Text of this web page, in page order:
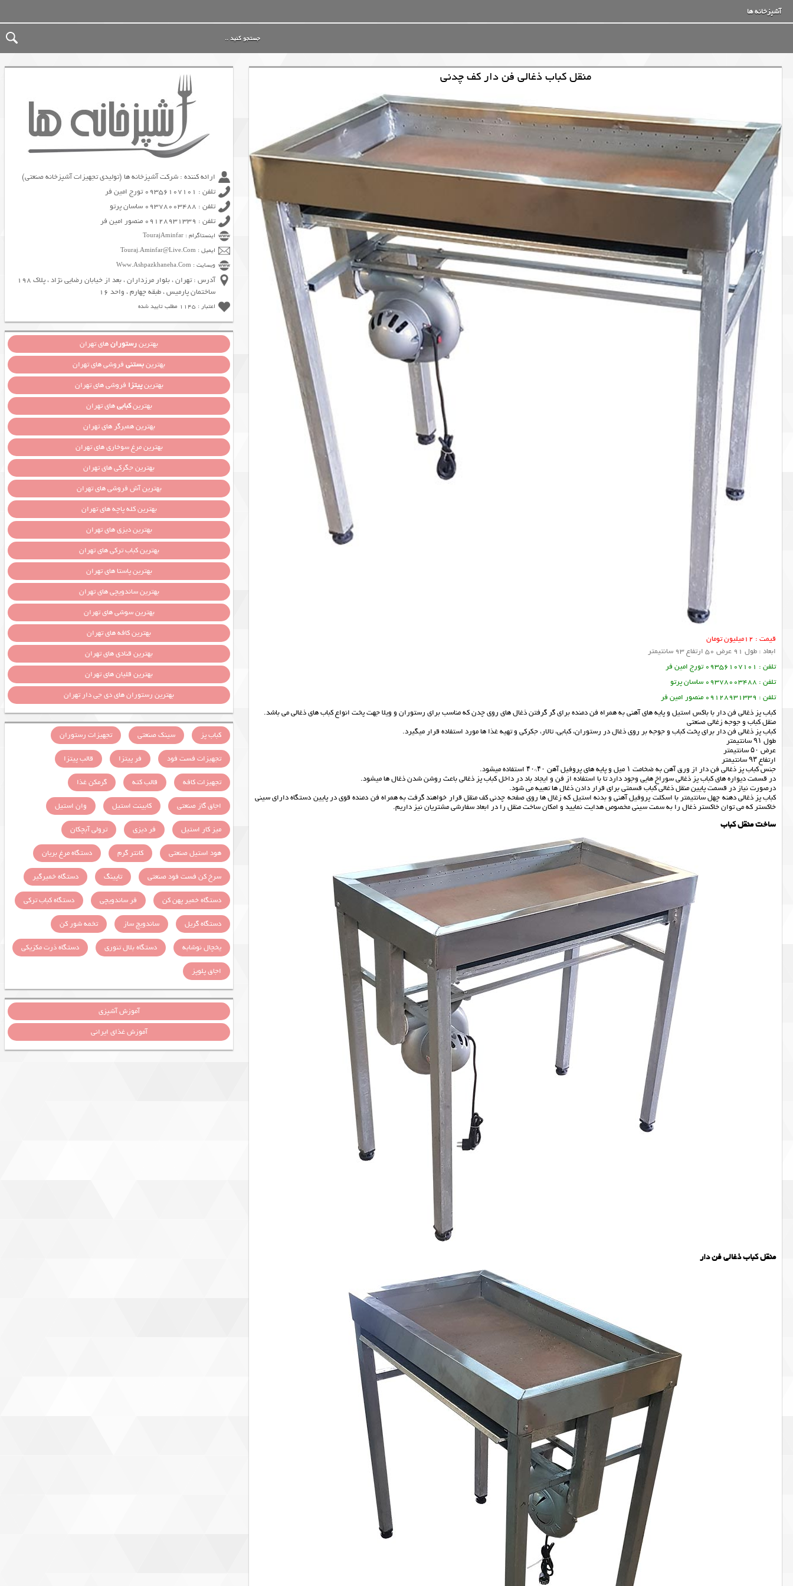
آشپزخانه ها
منقل کباب ذغالی فن دار کف چدنی
قیمت : 12میلیون تومان
ابعاد : طول 91 عرض 50 ارتفاع 93 سانتیمتر
تلفن : 09356107101 تورج امین فر
تلفن : 09378003488 ساسان پرتو
تلفن : 09128931339 منصور امین فر
کباب پز ذغالی فن دار با باکس استیل و پایه های آهنی به همراه فن دمنده برای گر گرفتن ذغال های روی چدن که مناسب برای رستوران و ویلا جهت پخت انواع کباب های ذغالی می باشد.
منقل کباب و جوجه زغالی صنعتی
کباب پز ذغالی فن دار برای پخت کباب و جوجه بر روی ذغال در رستوران، کبابی، تالار، جکرکی و تهیه غذا ها مورد استفاده قرار میگیرد.
طول ۹۱ سانتیمتر
عرض ۵۰ سانتیمتر
ارتفاع ۹۳ سانتیمتر
جنس کباب پز ذغالی فن دار از ورق آهن به ضخامت ۱ میل و پایه های پروفیل آهن ۴۰*۴۰ استفاده میشود.
در قسمت دیواره های کباب پز ذغالی سوراخ هایی وجود دارد تا با استفاده از فن و ایجاد باد در داخل کباب پز ذغالی باعث روشن شدن ذغال ها میشود.
درصورت نیاز در قسمت پایین منقل ذغالی کباب قسمتی برای قرار دادن ذغال ها تعبیه می شود.
کباب پز ذغالی دهنه چهل سانتیمتر با اسکلت پروفیل آهنی و بدنه استیل که زغال ها روی صفحه چدنی کف منقل قرار خواهند گرفت به همراه فن دمنده قوی در پایین دستگاه دارای سینی
خاکستر که می توان خاکستر ذغال را به سمت سینی مخصوص هدایت نمایید و امکان ساخت منقل را در ابعاد سفارشی مشتریان نیز داریم.
ساخت منقل کباب
منقل کباب ذغالی فن دار
ارائه کننده : شرکت آشپزخانه ها (تولیدی تجهیزات آشپزخانه صنعتی)
تلفن : 09356107101 تورج امین فر
تلفن : 09378003488 ساسان پرتو
تلفن : 09128931339 منصور امین فر
اینستاگرام : TourajAminfar
ایمیل : Touraj.Aminfar@Live.Com
وبسایت : Www.Ashpazkhaneha.Com
آدرس : تهران ، بلوار مرزداران ، بعد از خیابان رضایی نژاد ، پلاک 198
ساختمان پارمیس ، طبقه چهارم ، واحد 16
اعتبار : 1145 مطلب تایید شده
بهترینرستورانهای تهران
بهترینبستنیفروشی های تهران
بهترینپیتزا فروشی های تهران
بهترینکبابیهای تهران
بهترین همبرگر های تهران
بهترین مرغ سوخاری های تهران
بهترین جگرکی های تهران
بهترین آش فروشی های تهران
بهترین کله پاچه های تهران
بهترین دیزی های تهران
بهترین کباب ترکی های تهران
بهترین پاستا های تهران
بهترین ساندویچی های تهران
بهترین سوشی های تهران
بهترین کافه های تهران
بهترین قنادی های تهران
بهترین قلیان های تهران
بهترین رستوران های دی جی دار تهران
کباب پز سینک صنعتی
تجهیزات رستوران
تجهیزات فست فود
فر پیتزا
قالب پیتزا
تجهیزات کافه
قالب کته
گرمکن غذا
اجاق گاز صنعتی
کابینت استیل
وان استیل
میز کار استیل
فر دیزی
ترولی آبچکان
هود استیل صنعتی
کانتر گرم
دستگاه مرغ بریان
سرخ کن فست فود صنعتی
تاپینگ
دستگاه خمیرگیر
دستگاه خمیر پهن کن
فر ساندویچی
دستگاه کباب ترکی
دستگاه گریل
ساندویچ ساز
تخمه شور کن
یخچال نوشابه
دستگاه بلال تنوری
دستگاه ذرت مکزیکی
اجاق پلوپز
آموزش آشپزی
آموزش غذای ایرانی